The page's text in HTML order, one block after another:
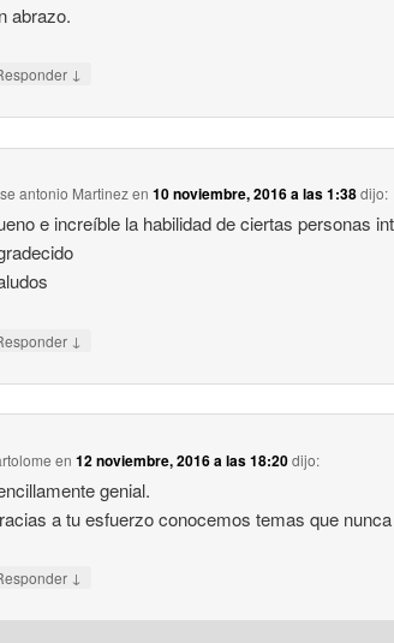
abrazo.
↓
antonio Martinezen10 noviembre, 2016 a las 1:38dijo:
e increíble la habilidad de ciertas personas
↓
en12 noviembre, 2016 a las 18:20dijo:
genial.
a tu esfuerzo conocemos temas que
↓